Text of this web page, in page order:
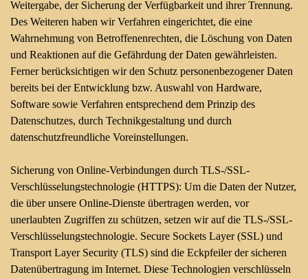
Weitergabe, der Sicherung der Verfügbarkeit und ihrer Trennung.
Des Weiteren haben wir Verfahren eingerichtet, die eine
Wahrnehmung von Betroffenenrechten, die Löschung von Daten
und Reaktionen auf die Gefährdung der Daten gewährleisten.
Ferner berücksichtigen wir den Schutz personenbezogener Daten
bereits bei der Entwicklung bzw. Auswahl von Hardware,
Software sowie Verfahren entsprechend dem Prinzip des
Datenschutzes, durch Technikgestaltung und durch
datenschutzfreundliche Voreinstellungen.
Sicherung von Online-Verbindungen durch TLS-/SSL-
Verschlüsselungstechnologie (HTTPS): Um die Daten der Nutzer,
die über unsere Online-Dienste übertragen werden, vor
unerlaubten Zugriffen zu schützen, setzen wir auf die TLS-/SSL-
Verschlüsselungstechnologie. Secure Sockets Layer (SSL) und
Transport Layer Security (TLS) sind die Eckpfeiler der sicheren
Datenübertragung im Internet. Diese Technologien verschlüsseln